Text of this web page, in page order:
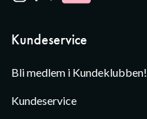
Kundeservice
Bli medlem i Kundeklubben!
Kundeservice